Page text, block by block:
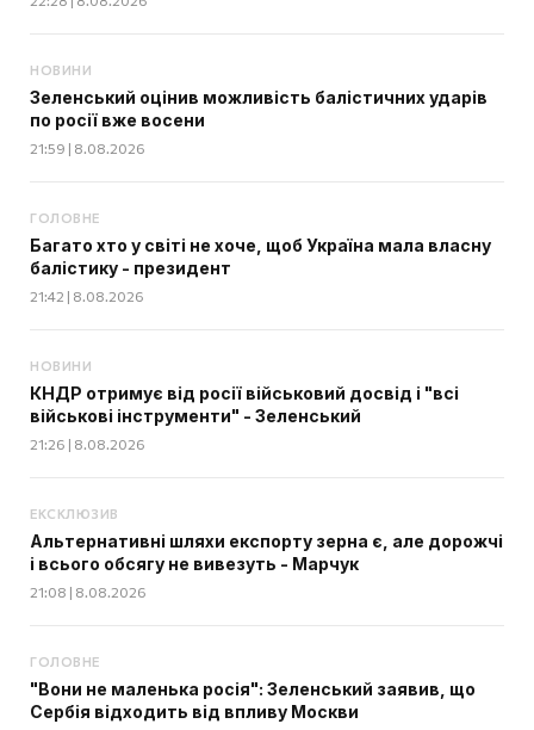
НОВИНИ
Зеленський оцінив можливість балістичних ударів
по росії вже восени
21:59 | 8.08.2026
ГОЛОВНЕ
Багато хто у світі не хоче, щоб Україна мала власну
балістику - президент
21:42 | 8.08.2026
НОВИНИ
КНДР отримує від росії військовий досвід і "всі
військові інструменти" - Зеленський
21:26 | 8.08.2026
ЕКСКЛЮЗИВ
Альтернативні шляхи експорту зерна є, але дорожчі
і всього обсягу не вивезуть - Марчук
21:08 | 8.08.2026
ГОЛОВНЕ
"Вони не маленька росія": Зеленський заявив, що
Сербія відходить від впливу Москви